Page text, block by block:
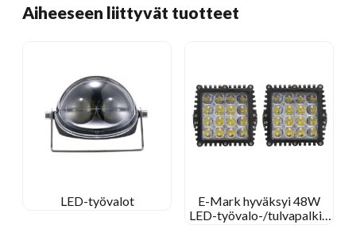
Aiheeseen liittyvät tuotteet
LED-työvalot
E-Mark hyväksyi 48W
LED-työvalo-/tulvapalkin